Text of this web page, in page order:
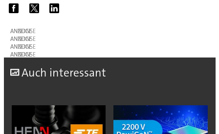
ANZEIGE
ANZEIGE
ANZEIGE
ANZEIGE
Auch interessant